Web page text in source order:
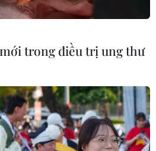
trong điều trị ung thư